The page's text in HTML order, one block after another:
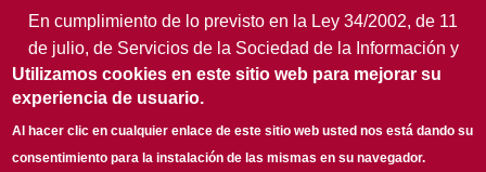
En cumplimiento de lo previsto en la Ley 34/2002, de 11
de julio, de Servicios de la Sociedad de la Información y
de Comercio Electrónico, así como en otras normas de
legal aplicación, se pone en conocimiento de los
usuarios de este portal de laUniversidad de Sevillalos
siguientes datos de información general...leer más
Utilizamos cookies en este sitio web para mejorar su
experiencia de usuario.
Al hacer clic en cualquier enlace de este sitio web usted nos está dando su
consentimiento para la instalación de las mismas en su navegador.